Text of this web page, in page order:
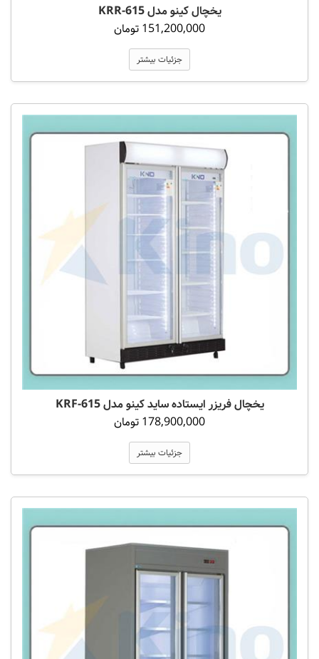
یخچال کینو مدل 615-KRR
151,200,000 تومان
جزئیات بیشتر
یخچال فریزر ایستاده ساید کینو مدل KRF-615
178,900,000 تومان
جزئیات بیشتر